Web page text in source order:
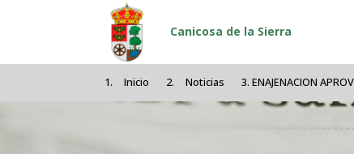
Pasar al contenido principal
Canicosa de la Sierra
Inicio Noticias ENAJENACION